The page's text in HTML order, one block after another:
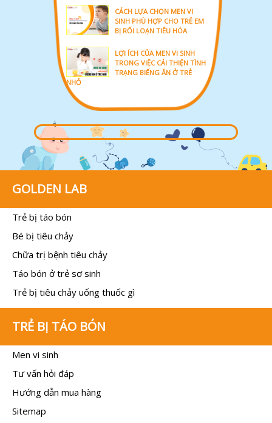
CÁCH LỰA CHỌN MEN VI
SINH PHÙ HỢP CHO TRẺ EM
BỊ RỐI LOẠN TIÊU HÓA
LỢI ÍCH CỦA MEN VI SINH
TRONG VIỆC CẢI THIỆN TÌNH
TRẠNG BIẾNG ĂN Ở TRẺ
NHỎ
GOLDEN LAB
Trẻ bị táo bón
Bé bị tiêu chảy
Chữa trị bệnh tiêu chảy
Táo bón ở trẻ sơ sinh
Trẻ bị tiêu chảy uống thuốc gì
TRẺ BỊ TÁO BÓN
Men vi sinh
Tư vấn hỏi đáp
Hướng dẫn mua hàng
Sitemap